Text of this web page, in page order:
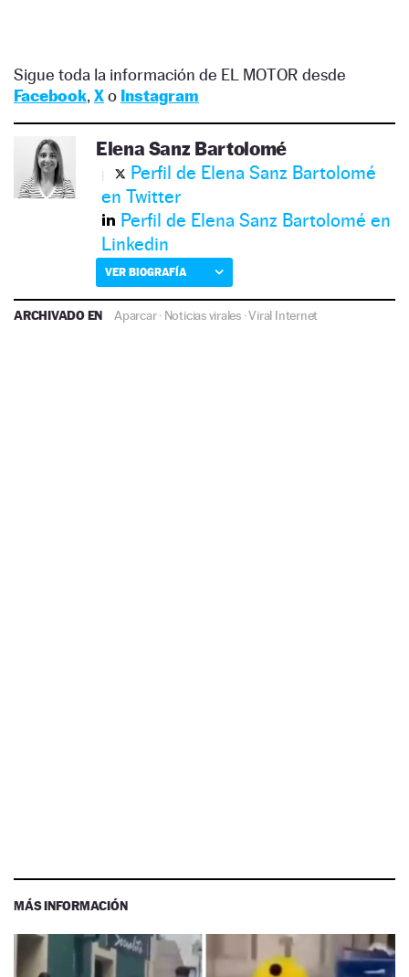
Sigue toda la información de EL MOTOR desde
Facebook, Xo Instagram
Elena Sanz Bartolomé
Perfil de Elena Sanz Bartolomé
en Twitter
Perfil de Elena Sanz Bartolomé en
Linkedin
VER BIOGRAFÍA
ARCHIVADO EN Aparcar· Noticias virales ·Viral Internet
MÁS INFORMACIÓN